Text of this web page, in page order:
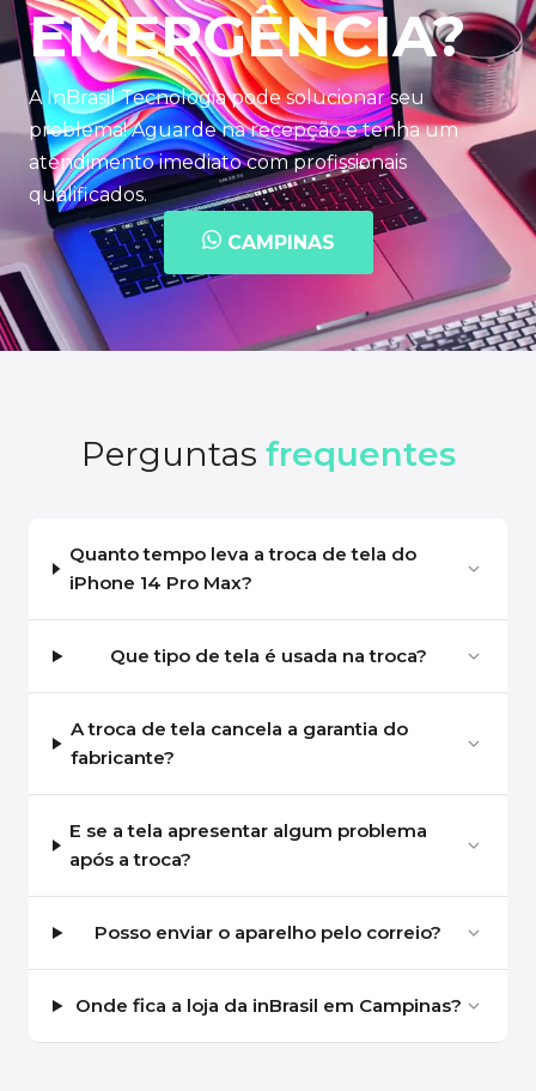
EMERGÊNCIA?
A InBrasil Tecnologia pode solucionar seu
problema! Aguarde na recepção e tenha um
atendimento imediato com profissionais
qualificados.
CAMPINAS
Perguntas frequentes
Quanto tempo leva a troca de tela do
iPhone 14 Pro Max?
Que tipo de tela é usada na troca?
A troca de tela cancela a garantia do
fabricante?
E se a tela apresentar algum problema
após a troca?
Posso enviar o aparelho pelo correio?
Onde fica a loja da inBrasil em Campinas?